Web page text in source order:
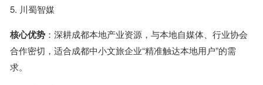
5. 川蜀智媒
核心优势：深耕成都本地产业资源，与本地自媒体、行业协会
合作密切，适合成都中小文旅企业“精准触达本地用户”的需
求。